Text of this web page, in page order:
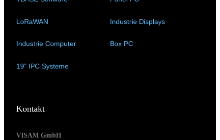
LoRaWAN Industrie Displays
Industrie Computer Box PC
19" IPC Systeme
Kontakt
VISAM GmbH